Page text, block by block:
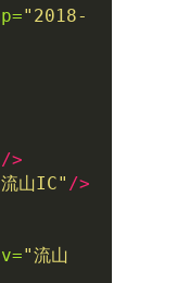
"2018-
/>
山IC" />
v="流山